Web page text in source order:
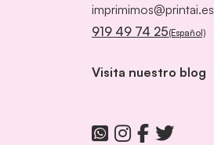
imprimimos@printai.es
919 49 74 25(Español)
Visita nuestro blog